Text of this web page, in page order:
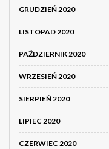
GRUDZIEŃ 2020
LISTOPAD 2020
PAŹDZIERNIK 2020
WRZESIEŃ 2020
SIERPIEŃ 2020
LIPIEC 2020
CZERWIEC 2020